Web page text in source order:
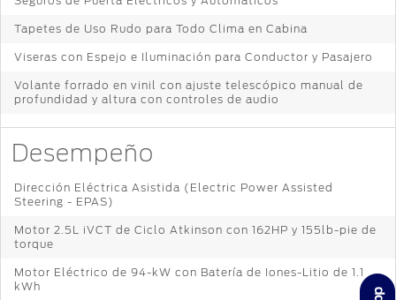
Tapetes de Uso Rudo para Todo Clima en Cabina
Viseras con Espejo e Iluminación para Conductor y Pasajero
Volante forrado en vinil con ajuste telescópico manual de
profundidad y altura con controles de audio
Desempeño
Dirección Eléctrica Asistida (Electric Power Assisted
Steering - EPAS)
Motor 2.5L iVCT de Ciclo Atkinson con 162HP y 155lb-pie de
torque
Motor Eléctrico de 94-kW con Batería de Iones-Litio de 1.1
kWh